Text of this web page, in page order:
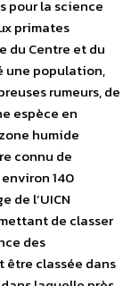
pour la science
primates
du Centre et du
une population,
rumeurs, de
espèce en
humide
connu de
140
de l’UICN
de classer
des
être classée dans